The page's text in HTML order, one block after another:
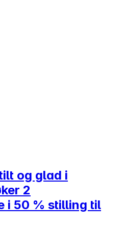
og glad i
2
i 50 % stilling til